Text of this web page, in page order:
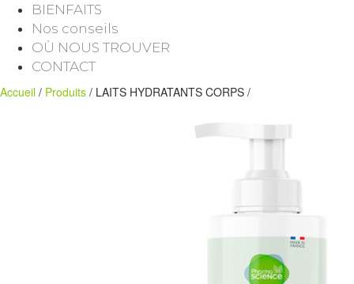
BIENFAITS
Nos conseils
OÙ NOUS TROUVER
CONTACT
Accueil / Produits / LAITS HYDRATANTS CORPS /